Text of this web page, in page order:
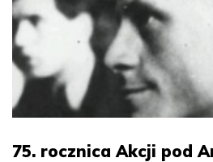
75. rocznica Akcji pod